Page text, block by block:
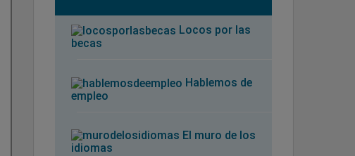
Locos por las
becas
Hablemos de
empleo
El muro de los
idiomas